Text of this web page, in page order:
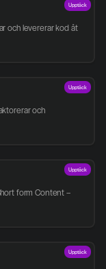
och levererar kod åt
Upptäck
och
Upptäck
form Content –
Upptäck
Upptäck